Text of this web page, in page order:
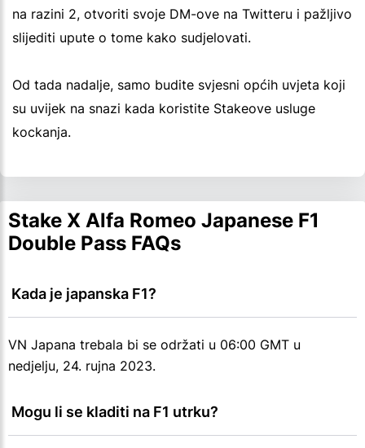
na razini 2, otvoriti svoje DM-ove na Twitteru i pažljivo
slijediti upute o tome kako sudjelovati.
Od tada nadalje, samo budite svjesni općih uvjeta koji
su uvijek na snazi kada koristite Stakeove usluge
kockanja.
Stake X Alfa Romeo Japanese F1
Double Pass FAQs
Kada je japanska F1?
VN Japana trebala bi se održati u 06:00 GMT u
nedjelju, 24. rujna 2023.
Mogu li se kladiti na F1 utrku?